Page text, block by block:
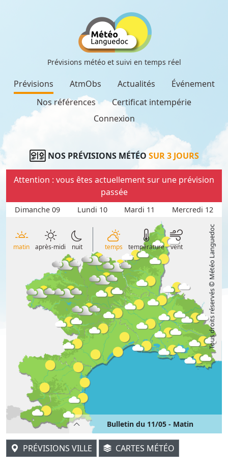
Prévisions météo et suivi en temps réel
Prévisions AtmObs Actualités
Événement
Nos références
Certificat intempérie
Connexion
NOS PRÉVISIONS MÉTÉO SUR 3 JOURS
Attention : vous êtes actuellement sur une prévision
passée
Dimanche 09 Lundi 10 Mardi 11 Mercredi 12
matin après-midi nuit temps température vent Tous droits réservés © Météo Languedoc
Bulletin du 11/05 - Matin
PRÉVISIONS VILLE CARTES MÉTÉO